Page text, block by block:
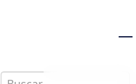
Search